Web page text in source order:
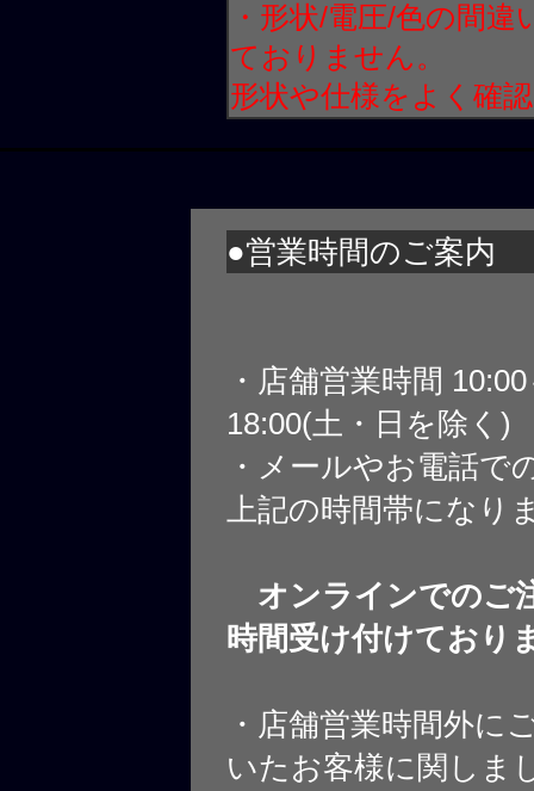
・形状/電圧/色の間
ておりません。
形状や仕様をよく確
●営業時間のご案内
・店舗営業時間
18:00(土・日を除く)
・メールやお電話で
上記の時間帯になり
オンラインでのご
時間受け付けており
・店舗営業時間外に
いたお客様に関しま